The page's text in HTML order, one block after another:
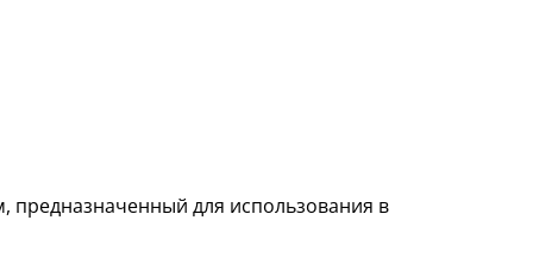
для использования в